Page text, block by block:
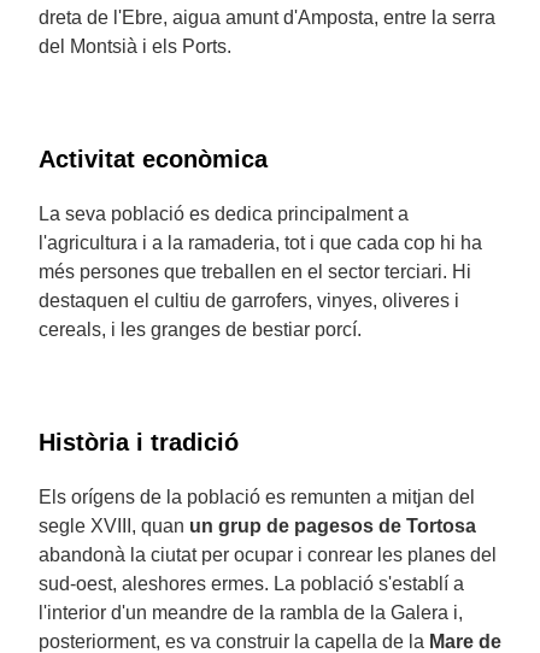
dreta de l'Ebre, aigua amunt d'Amposta, entre la serra
del Montsià i els Ports.
Activitat econòmica
La seva població es dedica principalment a
l'agricultura i a la ramaderia, tot i que cada cop hi ha
més persones que treballen en el sector terciari. Hi
destaquen el cultiu de garrofers, vinyes, oliveres i
cereals, i les granges de bestiar porcí.
Història i tradició
Els orígens de la població es remunten a mitjan del
segle XVIII, quan un grup de pagesos de Tortosa
abandonà la ciutat per ocupar i conrear les planes del
sud-oest, aleshores ermes. La població s'establí a
l'interior d'un meandre de la rambla de la Galera i,
posteriorment, es va construir la capella de la Mare de